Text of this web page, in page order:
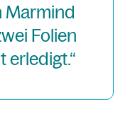
Marmind
Folien
erledigt.“